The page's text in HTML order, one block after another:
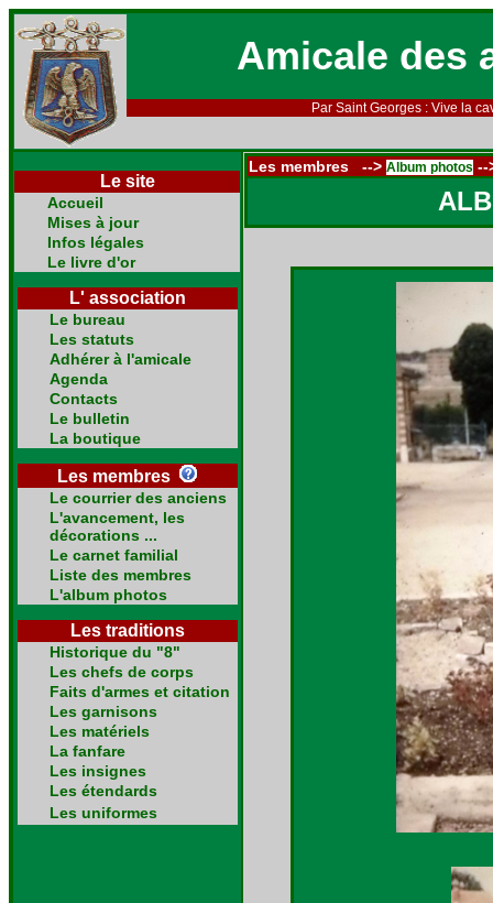
Amicale des
Par Saint Georges : Vive la
Le site
Accueil
Mises à jour
Infos légales
Le livre d'or
L' association
Le bureau
Les statuts
Adhérer à l'amicale
Agenda
Contacts
Le bulletin
La boutique
Les membres
Le courrier des anciens
L'avancement, les
décorations ...
Le carnet familial
Liste des membres
L'album photos
Les traditions
Historique du "8"
Les chefs de corps
Faits d'armes et citation
Les garnisons
Les matériels
La fanfare
Les insignes
Les étendards
Les uniformes
Les membres --> Album photos --